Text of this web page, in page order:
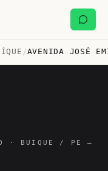
/AVENIDA JOSÉ
· BUÍQUE / PE —